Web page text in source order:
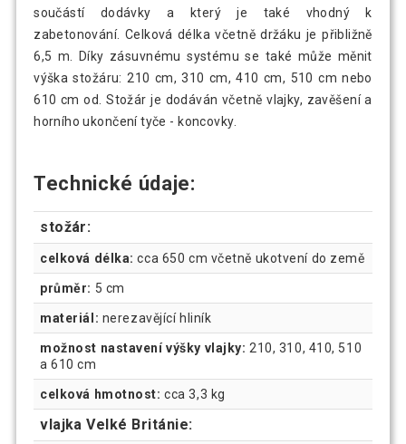
součástí dodávky a který je také vhodný k
zabetonování. Celková délka včetně držáku je přibližně
6,5 m. Díky zásuvnému systému se také může měnit
výška stožáru: 210 cm, 310 cm, 410 cm, 510 cm nebo
610 cm od. Stožár je dodáván včetně vlajky, zavěšení a
horního ukončení tyče - koncovky.
Technické údaje:
stožár:
celková délka: cca 650 cm včetně ukotvení do země
průměr: 5 cm
materiál: nerezavějící hliník
možnost nastavení výšky vlajky: 210, 310, 410, 510
a 610 cm
celková hmotnost: cca 3,3 kg
vlajka Velké Británie: